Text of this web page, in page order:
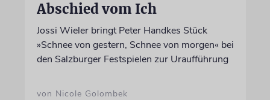
Abschied vom Ich
Jossi Wieler bringt Peter Handkes Stück
»Schnee von gestern, Schnee von morgen« bei
den Salzburger Festspielen zur Uraufführung
von Nicole Golombek